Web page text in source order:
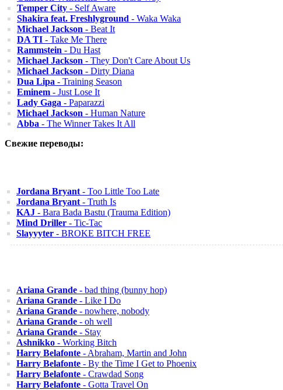
Temper City - Self Aware
Shakira feat. Freshlyground - Waka Waka
Michael Jackson - Beat It
DA TI - Take Me There
Rammstein - Du Hast
Michael Jackson - They Don't Care About Us
Michael Jackson - Dirty Diana
Dua Lipa - Training Season
Eminem - Just Lose It
Lady Gaga - Paparazzi
Michael Jackson - Human Nature
Abba - The Winner Takes It All
Свежие переводы:
Jordana Bryant - Too Little Too Late
Jordana Bryant - Truth Is
KAJ - Bara Bada Bastu (Trauma Edition)
Mind Driller - Tic-Tac
Slayyyter - BROKE BITCH FREE
Ariana Grande - bad thing (bunny hop)
Ariana Grande - Like I Do
Ariana Grande - nowhere, nobody
Ariana Grande - oh well
Ariana Grande - Stay
Ashnikko - Working Bitch
Harry Belafonte - Abraham, Martin and John
Harry Belafonte - By the Time I Get to Phoenix
Harry Belafonte - Crawdad Song
Harry Belafonte - Gotta Travel On